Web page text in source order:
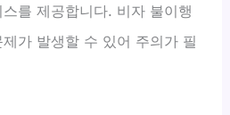
를 제공합니다. 비자 불이행
가 발생할 수 있어 주의가 필